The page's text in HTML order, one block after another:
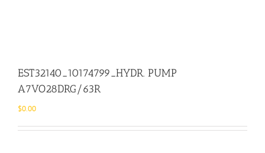
EST32140_10174799_HYDR. PUMP
A7VO28DRG/63R
$0.00